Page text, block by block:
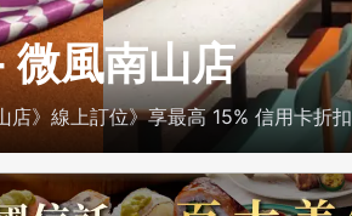
微風南山店
店》線上訂位》享最高 15% 信用卡折扣